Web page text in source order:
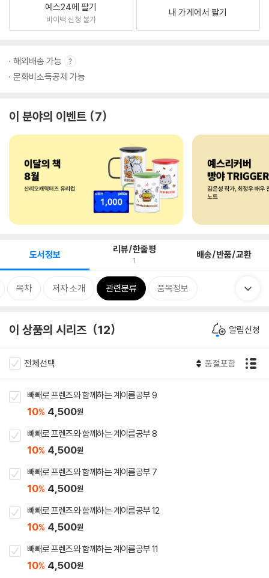
예스24에 팔기
바이백 신청 불가
내 가게에서 팔기
해외배송 가능
문화비소득공제 가능
이 분야의 이벤트 7
도서정보 리뷰/한줄평
1 배송/반품/교환
목차 저자 소개 관련분류 품목정보
이 상품의 시리즈 12 알림신청
전체선택 품절포함
빼빼로 프렌즈와 함께하는 계이름공부 9
10% 4,500원
빼빼로 프렌즈와 함께하는 계이름공부 8
10% 4,500원
빼빼로 프렌즈와 함께하는 계이름공부 7
10% 4,500원
빼빼로 프렌즈와 함께하는 계이름공부 12
10% 4,500원
빼빼로 프렌즈와 함께하는 계이름공부 11
10% 4,500원